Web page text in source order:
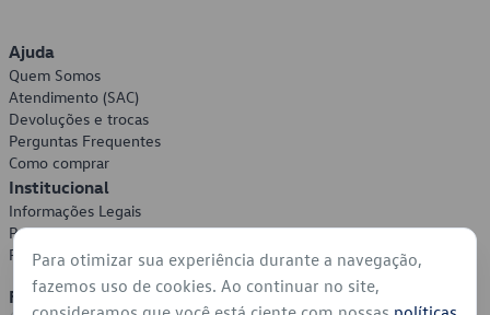
Ajuda
Quem Somos
Atendimento (SAC)
Devoluções e trocas
Perguntas Frequentes
Como comprar
Institucional
Informações Legais
Política de Privacidade
Política de Cookies
Formas de Pagamento
Para otimizar sua experiência durante a navegação,
fazemos uso de cookies. Ao continuar no site,